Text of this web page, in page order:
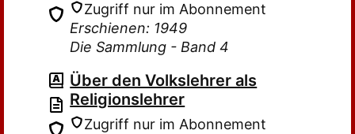
Zugriff nur im Abonnement
Erschienen: 1949
Die Sammlung - Band 4
Über den Volkslehrer als
Religionslehrer
Zugriff nur im Abonnement